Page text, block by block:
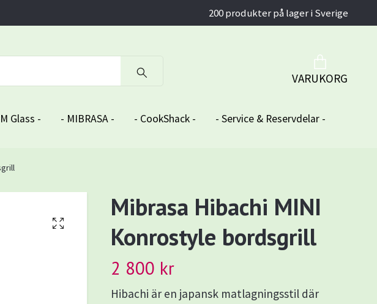
200 produkter på lager i Sverige
VARUKORG
Glass - - MIBRASA - - CookShack -
- Service & Reservdelar -
Mibrasa Hibachi MINI
Konrostyle bordsgrill
2 800 kr
Hibachi är en japansk matlagningsstil där